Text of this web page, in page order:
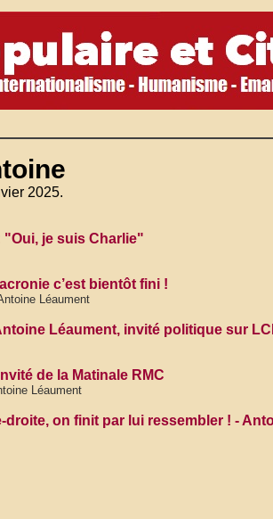
2025.
"Oui, je suis Charlie"
c’est bientôt fini !
Léaument
Léaument, invité politique sur
de la Matinale RMC
Léaument
droite, on finit par lui ressembler ! -